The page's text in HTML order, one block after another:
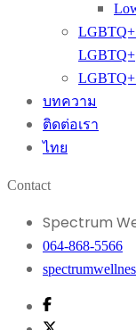
LGBTQ+
บทความ
ติดต่อเรา
ไทย
Contact
Spectrum
064-868-5566